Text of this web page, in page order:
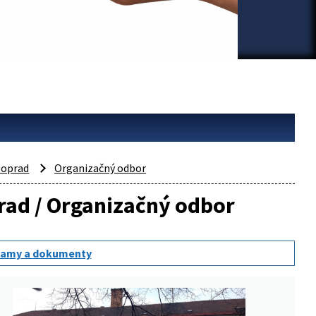
Organizačný odbor
/ Organizačný odbor
a dokumenty